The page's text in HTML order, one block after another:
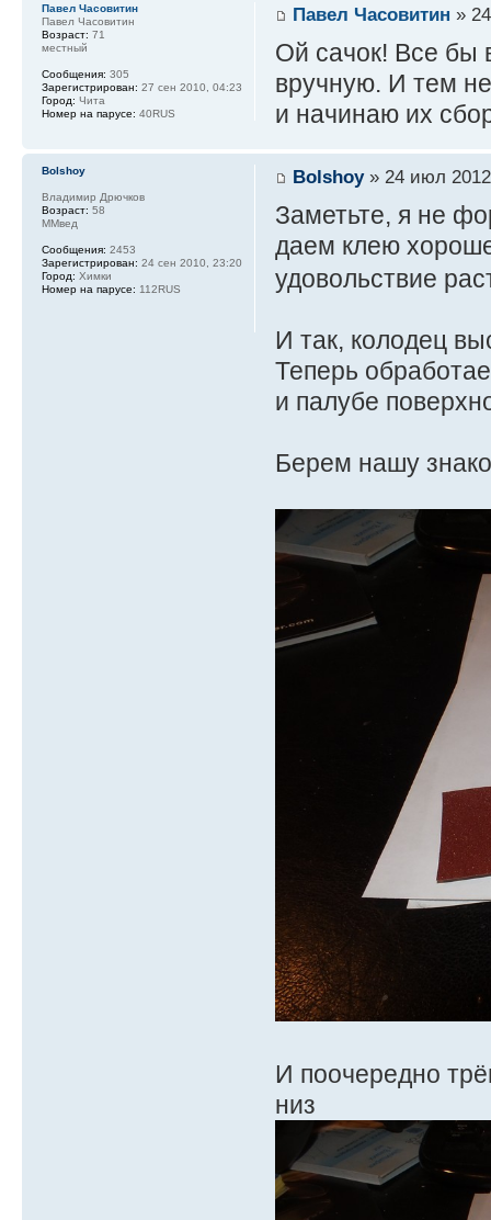
Павел Часовитин »
Ой сачок! Все бы
вручную. И тем
и начинаю их
Павел Часовитин
Павел Часовитин
Возраст: 71
местный
Сообщения: 305
Зарегистрирован: 27 сен 2010, 04:23
Город: Чита
Номер на парусе: 40RUS
Bolshoy» 24 июл
Заметьте, я не
даем клею
удовольствие
И так, колодец
Теперь
и палубе
Берем нашу
И поочередно
низ
Bolshoy
Владимир Дрючков
Возраст: 58
ММвед
Сообщения: 2453
Зарегистрирован: 24 сен 2010, 23:20
Город: Химки
Номер на парусе: 112RUS